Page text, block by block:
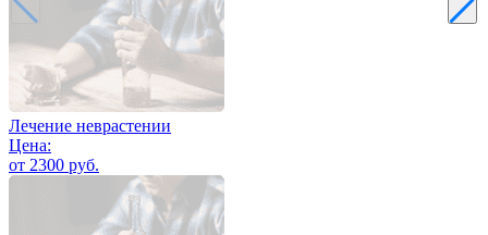
Лечение неврастении
Цена:
от 2300 руб.